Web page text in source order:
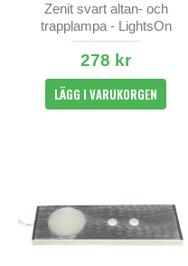
Zenit svart altan- och
trapplampa - LightsOn
278 kr
LÄGG I VARUKORGEN